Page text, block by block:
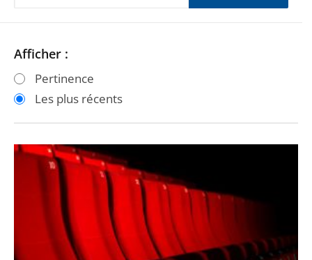
Passer
les
filtres
après
Passer
les
filtres
avant
Afficher :
Pertinence
Les plus récents
Cinémas,
théâtres,
spectacles
: